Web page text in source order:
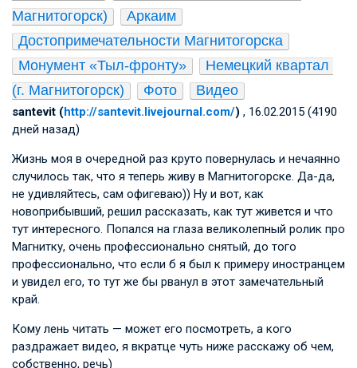
Магнитогорск)
Аркаим
Достопримечательности Магнитогорска
Монумент «Тыл-фронту»
Немецкий квартал
(г. Магнитогорск)
Фото Видео
santevit (http://santevit.livejournal.com/) , 16.02.2015 (4190
дней назад)
Жизнь моя в очередной раз круто повернулась и нечаянно
случилось так, что я теперь живу в Магнитогорске. Да-да,
не удивляйтесь, сам офигеваю)) Ну и вот, как
новоприбывший, решил рассказать, как тут живется и что
тут интересного. Попался на глаза великолепный ролик про
Магнитку, очень профессионально снятый, до того
профессионально, что если б я был к примеру иностранцем
и увидел его, то тут же бы рванул в этот замечательный
край.
Кому лень читать — может его посмотреть, а кого
раздражает видео, я вкратце чуть ниже расскажу об чем,
собственно, речь)